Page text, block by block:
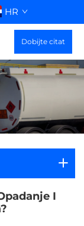
HR
Dobijte citat
I